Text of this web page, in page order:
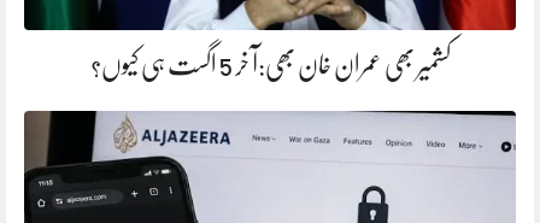
کشمیر بھی عمران خان بھی:آ خر 5 اگست ہی کیوں؟